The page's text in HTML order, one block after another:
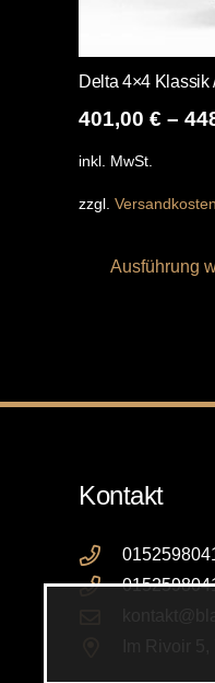
Delta 4×4 Klassik
401,00 € –
inkl. MwSt.
zzgl. Versandkosten
Ausführung
Kontakt
Im Rivoir